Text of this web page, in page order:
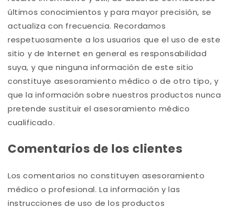
últimos conocimientos y para mayor precisión, se
actualiza con frecuencia. Recordamos
respetuosamente a los usuarios que el uso de este
sitio y de Internet en general es responsabilidad
suya, y que ninguna información de este sitio
constituye asesoramiento médico o de otro tipo, y
que la información sobre nuestros productos nunca
pretende sustituir el asesoramiento médico
cualificado.
Comentarios de los clientes
Los comentarios no constituyen asesoramiento
médico o profesional.La información y las
instrucciones de uso de los productos